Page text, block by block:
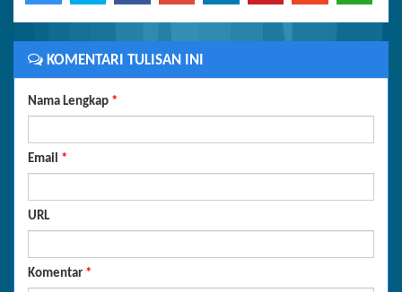
KOMENTARI TULISAN INI
Nama Lengkap *
Email *
URL
Komentar *